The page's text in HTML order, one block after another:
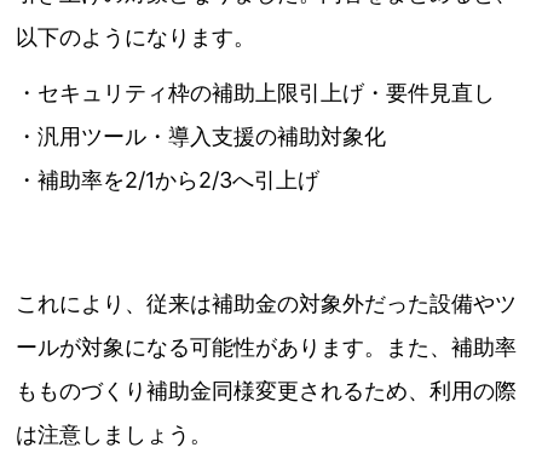
以下のようになります。
・セキュリティ枠の補助上限引上げ・要件見直し
・汎用ツール・導入支援の補助対象化
・補助率を2/1から2/3へ引上げ
これにより、従来は補助金の対象外だった設備やツ
ールが対象になる可能性があります。また、補助率
もものづくり補助金同様変更されるため、利用の際
は注意しましょう。